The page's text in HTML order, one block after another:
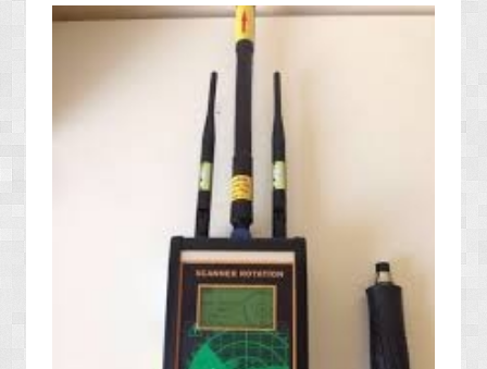
» TABLETLER / KİTAP OKUYUCULAR
» KAMERALAR / FOTOĞRAF MAKİNELERİ
» SARJ ETME SİSTEMLERİ
» UYDU TAKİP CİHAZLARI VE KONTROL SİSTEMLERİ
» UYDU ALICI / AKILLI KUMANDALAR
» OYUN KONSOLLARI / SİSTEMLERİ